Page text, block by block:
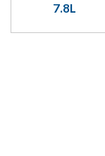
7.8L